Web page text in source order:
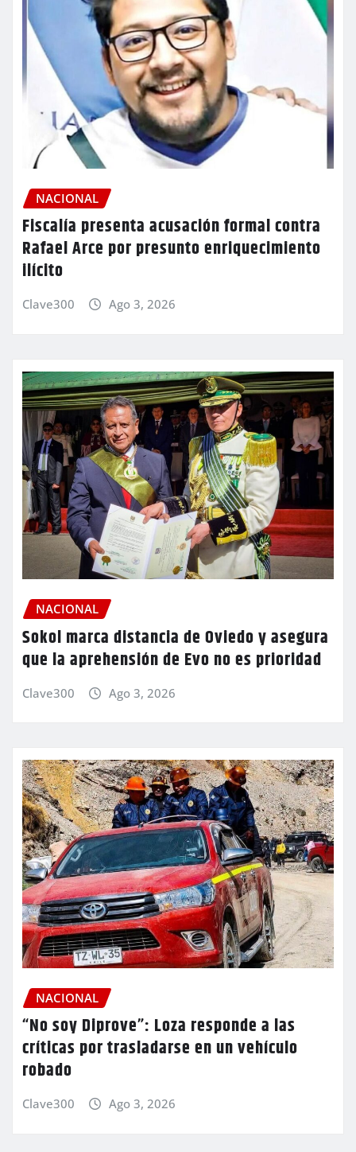
NACIONAL
Fiscalía presenta acusación formal contra
Rafael Arce por presunto enriquecimiento
ilícito
Clave300 Ago 3, 2026
NACIONAL
Sokol marca distancia de Oviedo y asegura
que la aprehensión de Evo no es prioridad
Clave300 Ago 3, 2026
NACIONAL
“No soy Diprove”: Loza responde a las
críticas por trasladarse en un vehículo
robado
Clave300 Ago 3, 2026